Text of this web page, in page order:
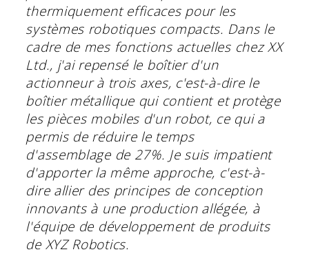
thermiquement efficaces pour les
systèmes robotiques compacts. Dans le
cadre de mes fonctions actuelles chez XX
Ltd., j'ai repensé le boîtier d'un
actionneur à trois axes, c'est-à-dire le
boîtier métallique qui contient et protège
les pièces mobiles d'un robot, ce qui a
permis de réduire le temps
d'assemblage de 27%. Je suis impatient
d'apporter la même approche, c'est-à-
dire allier des principes de conception
innovants à une production allégée, à
l'équipe de développement de produits
de XYZ Robotics.